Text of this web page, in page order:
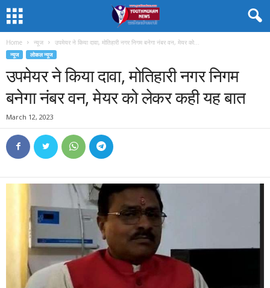
Home न्यूज उपमेयर ने किया दावा, मोतिहारी नगर निगम बनेगा नंबर वन, मेयर को...
न्यूज लोकल न्यूज
उपमेयर ने किया दावा, मोतिहारी नगर निगम
बनेगा नंबर वन, मेयर को लेकर कही यह बात
March 12, 2023